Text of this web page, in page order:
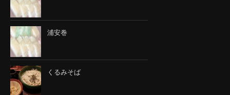
浦安巻
くるみそば